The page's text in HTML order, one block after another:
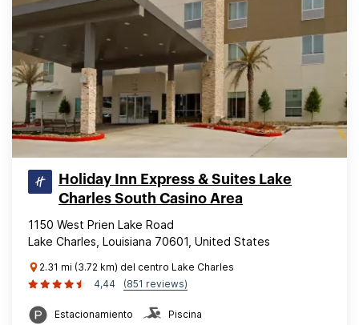
Holiday Inn Express & Suites Lake
Charles South Casino Area
1150 West Prien Lake Road
Lake Charles, Louisiana 70601, United States
2.31 mi (3.72 km) del centro Lake Charles
4,44
(851 reviews)
Estacionamiento Piscina